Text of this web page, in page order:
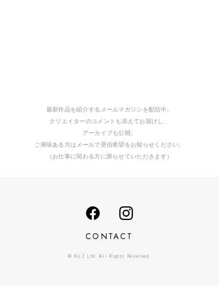
最新作品を紹介するメールマガジンを配信中。
クリエイターのコメントも添えてお届けし、
アーカイブも公開。
ご興味ある方はメールで受信希望をお知らせください。
（お仕事に関わる方に限らせていただきます）
CONTACT
© No.2 Ltd. All Rights Reserved.